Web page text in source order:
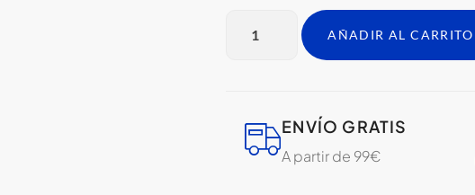
AÑADIR AL CARRITO
ENVÍO GRATIS
A partir de 99€